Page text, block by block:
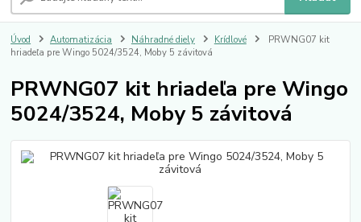
Úvod Automatizácia Náhradné diely Krídlové
PRWNG07 kit
hriadeľa pre Wingo 5024/3524, Moby 5 závitová
PRWNG07 kit hriadeľa pre Wingo
5024/3524, Moby 5 závitová